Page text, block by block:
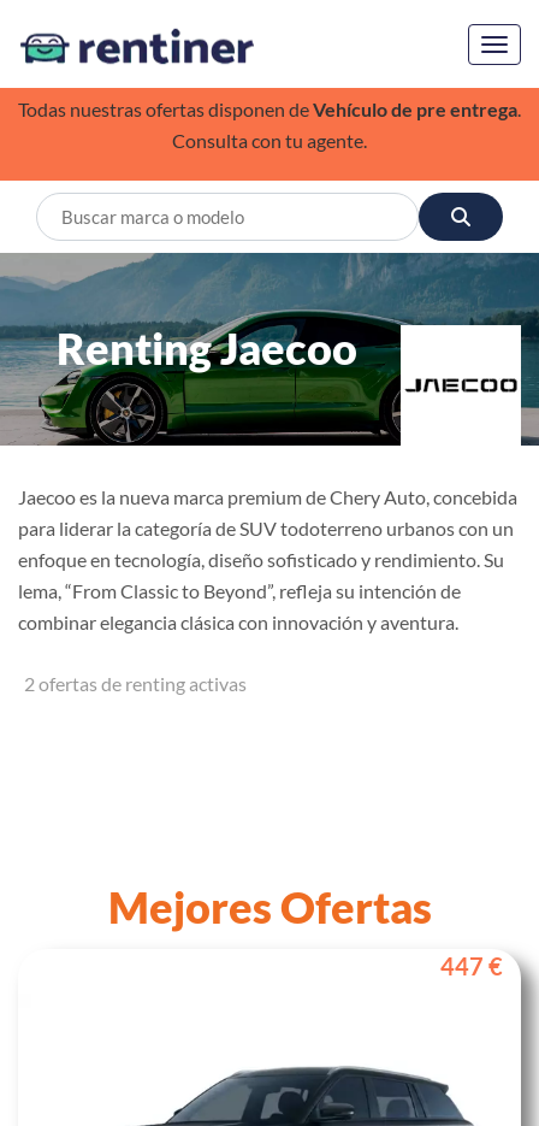
Todas nuestras ofertas disponen deVehículo de pre entrega.
Consulta con tu agente.
Renting Jaecoo
Jaecoo es la nueva marca premium de Chery Auto, concebida
para liderar la categoría de SUV todoterreno urbanos con un
enfoque en tecnología, diseño sofisticado y rendimiento. Su
lema, “From Classic to Beyond”, refleja su intención de
combinar elegancia clásica con innovación y aventura.
2 ofertas de renting activas
Mejores Ofertas
447 €